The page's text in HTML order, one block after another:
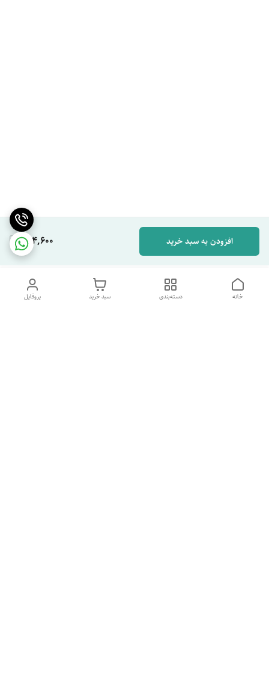
264,600 افزودن به سبد خرید
پروفایل سبد خرید دسته‌بندی خانه